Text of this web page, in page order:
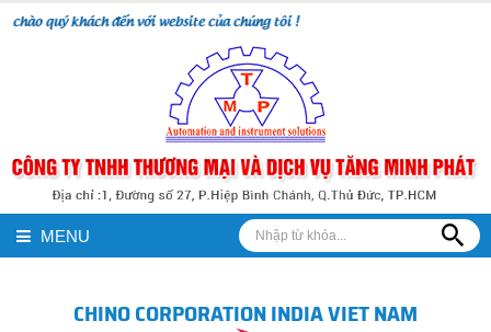
chào quý khách đến với website của chúng tôi !
MENU
CHINO CORPORATION INDIA VIET NAM